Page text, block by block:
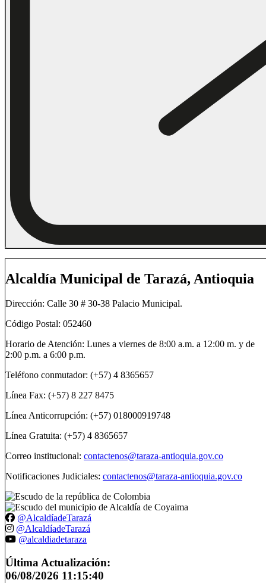
Alcaldía Municipal de Tarazá, Antioquia
Dirección: Calle 30 # 30-38 Palacio Municipal.
Código Postal: 052460
Horario de Atención: Lunes a viernes de 8:00 a.m. a 12:00 m. y de
2:00 p.m. a 6:00 p.m.
Teléfono conmutador: (+57) 4 8365657
Línea Fax: (+57) 8 227 8475
Línea Anticorrupción: (+57) 018000919748
Línea Gratuita: (+57) 4 8365657
Correo institucional: contactenos@taraza-antioquia.gov.co
Notificaciones Judiciales: contactenos@taraza-antioquia.gov.co
@AlcaldíadeTarazá
@AlcaldíadeTarazá
@alcaldiadetaraza
Última Actualización:
06/08/2026 11:15:40